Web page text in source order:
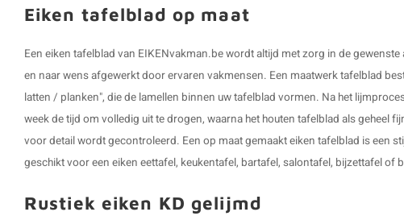
Eiken tafelblad op maat
Een eiken tafelblad van EIKENvakman.be wordt altijd met zorg in de
en naar wens afgewerkt door ervaren vakmensen. Een maatwerk tafelblad
latten / planken", die de lamellen binnen uw tafelblad vormen. Na het
week de tijd om volledig uit te drogen, waarna het houten tafelblad als geheel
voor detail wordt gecontroleerd. Een op maat gemaakt eiken tafelblad is een
geschikt voor een eiken eettafel, keukentafel, bartafel, salontafel, bijzettafel of
Rustiek eiken KD gelijmd